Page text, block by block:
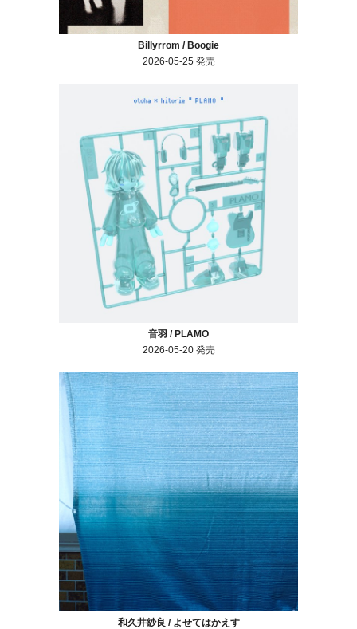
Billyrrom / Boogie
2026-05-25 発売
音羽 / PLAMO
2026-05-20 発売
和久井紗良 / よせてはかえす